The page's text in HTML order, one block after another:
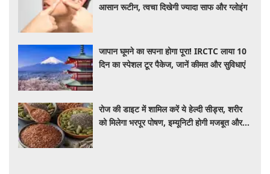
आसान रूटीन, त्वचा दिखेगी ज्यादा साफ और ग्लोइंग
जापान घूमने का सपना होगा पूरा! IRCTC लाया 10
दिन का स्पेशल टूर पैकेज, जानें कीमत और सुविधाएं
रोज की डाइट में शामिल करें ये हेल्दी सीड्स, शरीर
को मिलेगा भरपूर पोषण, इम्यूनिटी होगी मजबूत और